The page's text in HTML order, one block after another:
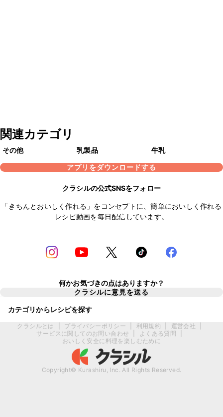
関連カテゴリ
その他 乳製品
牛乳
アプリをダウンロードする
クラシルの公式SNSをフォロー
「きちんとおいしく作れる」をコンセプトに、簡単においしく作れる
レシピ動画を毎日配信しています。
何かお気づきの点はありますか？
クラシルに意見を送る
カテゴリからレシピを探す
クラシルとは プライバシーポリシー 利用規約 運営会社
サービスに関してのお問い合わせ
よくある質問
おいしく安全に料理を楽しむために
Copyright© Kurashiru, Inc. All Rights Reserved.